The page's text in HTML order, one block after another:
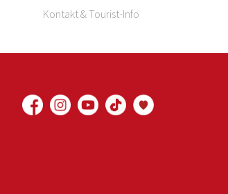
Kontakt & Tourist-Info